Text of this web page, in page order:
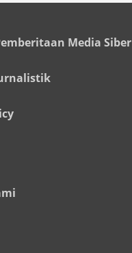
Media Siber